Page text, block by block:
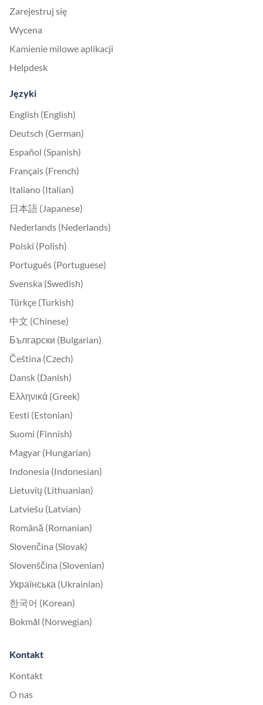
Zarejestruj się
Wycena
Kamienie milowe aplikacji
Helpdesk
Języki
English (English)
Deutsch (German)
Español (Spanish)
Français (French)
Italiano (Italian)
日本語 (Japanese)
Nederlands (Nederlands)
Polski (Polish)
Português (Portuguese)
Svenska (Swedish)
Türkçe (Turkish)
中文 (Chinese)
Български (Bulgarian)
Čeština (Czech)
Dansk (Danish)
Ελληνικά (Greek)
Eesti (Estonian)
Suomi (Finnish)
Magyar (Hungarian)
Indonesia (Indonesian)
Lietuvių (Lithuanian)
Latviešu (Latvian)
Română (Romanian)
Slovenčina (Slovak)
Slovenščina (Slovenian)
Українська (Ukrainian)
한국어 (Korean)
Bokmål (Norwegian)
Kontakt
Kontakt
O nas